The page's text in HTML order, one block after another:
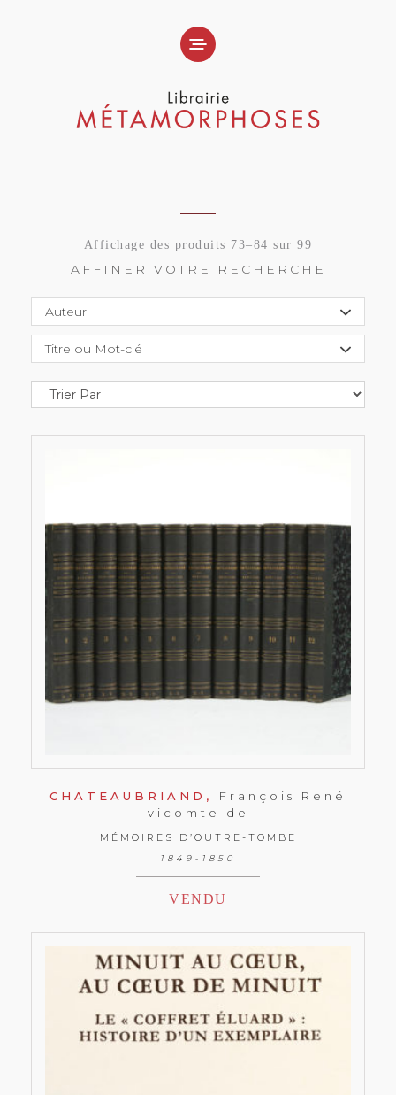
Affichage des produits 73–84 sur 99
AFFINER VOTRE RECHERCHE
Auteur
Titre ou Mot-clé
CHATEAUBRIAND, François René
vicomte de
MÉMOIRES D’OUTRE-TOMBE
1849-1850
VENDU